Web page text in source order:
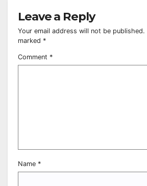
Leave a Reply
Your email address will not be published.
marked *
Comment *
Name *